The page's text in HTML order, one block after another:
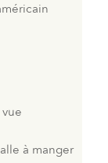
à manger